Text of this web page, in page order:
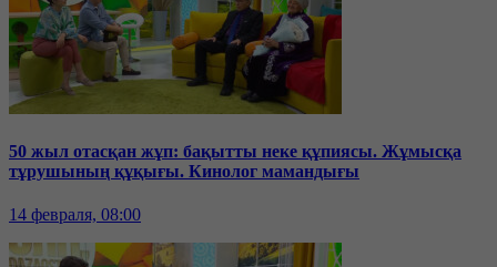
50 жыл отасқан жұп: бақытты неке құпиясы. Жұмысқа
тұрушының құқығы. Кинолог мамандығы
14 февраля, 08:00